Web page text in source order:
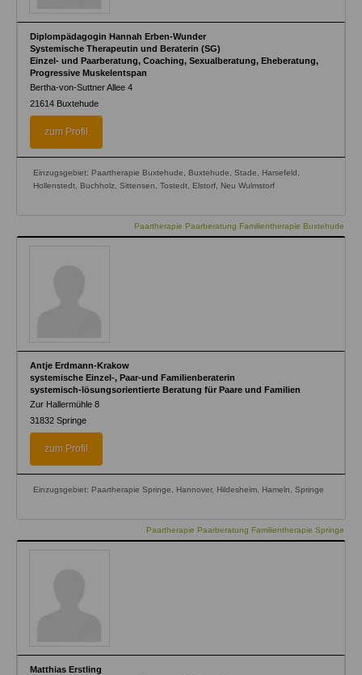
Diplompädagogin Hannah Erben-Wunder
Systemische Therapeutin und Beraterin (SG)
Einzel- und Paarberatung, Coaching, Sexualberatung, Eheberatung,
Progressive Muskelentspan
Bertha-von-Suttner Allee 4
21614 Buxtehude
zum Profil
Einzugsgebiet: Paartherapie Buxtehude, Buxtehude, Stade, Harsefeld,
Hollenstedt, Buchholz, Sittensen, Tostedt, Elstorf, Neu Wulmstorf
Paartherapie Paarberatung Familientherapie Buxtehude
Antje Erdmann-Krakow
systemische Einzel-, Paar-und Familienberaterin
systemisch-lösungsorientierte Beratung für Paare und Familien
Zur Hallermühle 8
31832 Springe
zum Profil
Einzugsgebiet: Paartherapie Springe, Hannover, Hildesheim, Hameln, Springe
Paartherapie Paarberatung Familientherapie Springe
Matthias Erstling